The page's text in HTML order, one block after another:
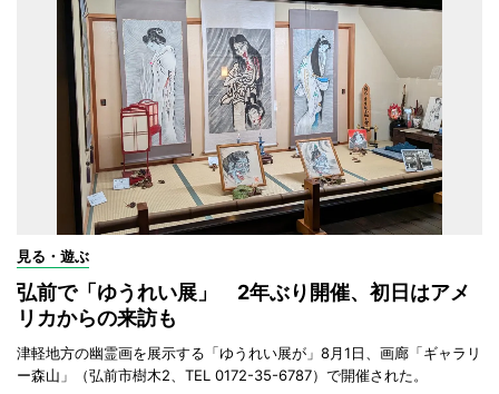
見る・遊ぶ
弘前で「ゆうれい展」 2年ぶり開催、初日はアメ
リカからの来訪も
津軽地方の幽霊画を展示する「ゆうれい展が」8月1日、画廊「ギャラリ
ー森山」（弘前市樹木2、TEL 0172-35-6787）で開催された。